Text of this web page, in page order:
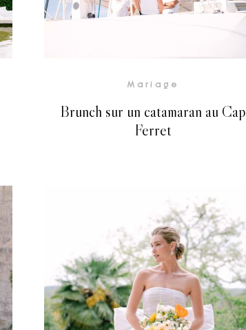
Mariage
Brunch sur un catamaran au Cap
Ferret
Voir la Galerie